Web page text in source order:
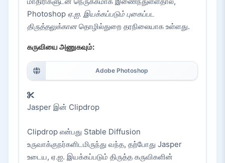
Photoshop ஏ.ஐ. இயக்கப்படும் புகைப்பட
திருத்தலுக்கானதொழில்துறை தரநிலையாக உள்ளது.
கருவியை அணுகவும்:
Adobe Photoshop
Jasper இன் Clipdrop
Clipdrop என்பது Stable Diffusion
உருவாக்குநர்களிடமிருந்து வந்த, தற்போது Jasper
உடைய, ஏ.ஐ. இயக்கப்படும் திருத்த கருவிகளின்